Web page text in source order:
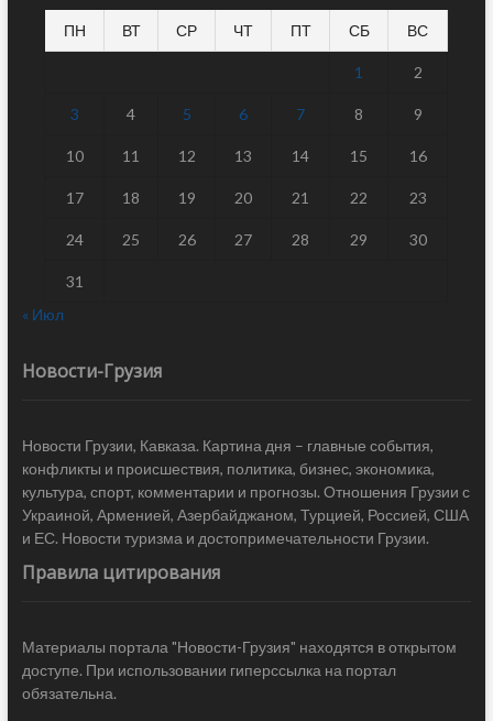
ПН ВТ СР ЧТ ПТ СБ ВС
1 2
3 4 5 6 7 8 9
10 11 12 13 14 15 16
17 18 19 20 21 22 23
24 25 26 27 28 29 30
31
« Июл
Новости-Грузия
Новости Грузии, Кавказа. Картина дня – главные события,
конфликты и происшествия, политика, бизнес, экономика,
культура, спорт, комментарии и прогнозы. Отношения Грузии с
Украиной, Арменией, Азербайджаном, Турцией, Россией, США
и ЕС. Новости туризма и достопримечательности Грузии.
Правила цитирования
Материалы портала "Новости-Грузия" находятся в открытом
доступе. При использовании гиперссылка на портал
обязательна.